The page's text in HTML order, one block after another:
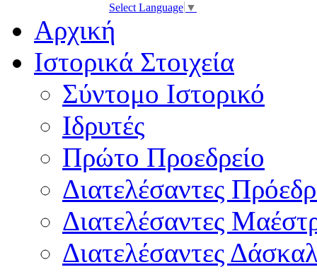
Select Language ▼
Αρχική
Ιστορικά Στοιχεία
Σύντομο Ιστορικό
Ιδρυτές
Πρώτο Προεδρείο
Διατελέσαντες
Διατελέσαντες
Διατελέσαντες